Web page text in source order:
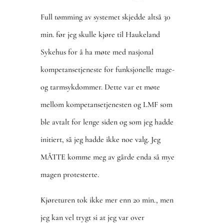
Full tømming av systemet skjedde altså 30
min. før jeg skulle kjøre til Haukeland
Sykehus for å ha møte med nasjonal
kompetansetjeneste for funksjonelle mage-
og tarmsykdommer. Dette var et møte
mellom kompetansetjenesten og LMF som
ble avtalt for lenge siden og som jeg hadde
initiert, så jeg hadde ikke noe valg. Jeg
MÅTTE komme meg av gårde enda så mye
magen protesterte.
Kjøreturen tok ikke mer enn 20 min., men
jeg kan vel trygt si at jeg var over